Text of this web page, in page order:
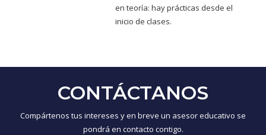
en teoría: hay prácticas desde el
inicio de clases.
CONTÁCTANOS
Compártenos tus intereses y en breve un asesor educativo se
pondrá en contacto contigo.